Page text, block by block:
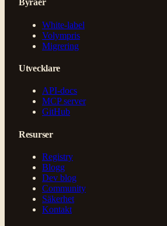
Byråer
White-label
Volympris
Migrering
Utvecklare
API-docs
MCP server
GitHub
Resurser
Registry
Blogg
Dev blog
Community
Säkerhet
Kontakt